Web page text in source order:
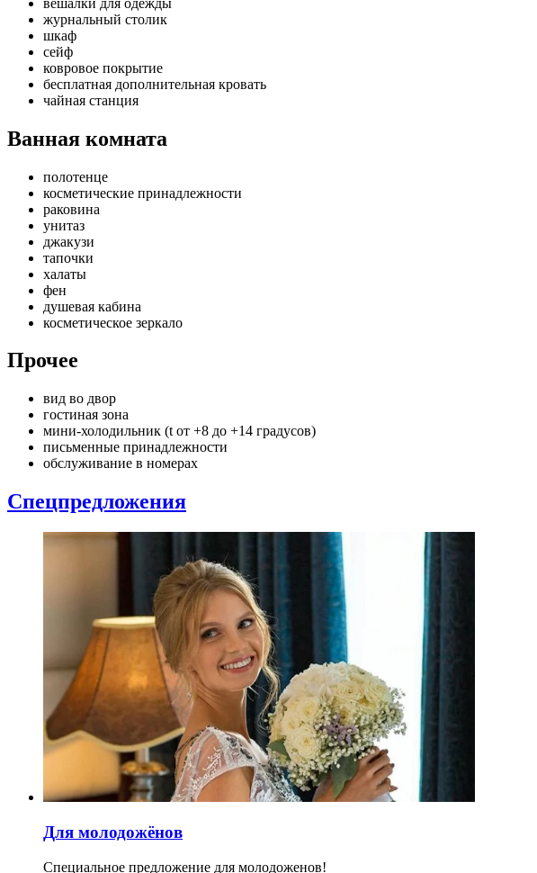
журнальный столик
шкаф
сейф
ковровое покрытие
бесплатная дополнительная кровать
чайная станция
Ванная комната
полотенце
косметические принадлежности
раковина
унитаз
джакузи
тапочки
халаты
фен
душевая кабина
косметическое зеркало
Прочее
вид во двор
гостиная зона
мини-холодильник (t от +8 до +14 градусов)
письменные принадлежности
обслуживание в номерах
Спецпредложения
Для молодожёнов
Специальное предложение для молодоженов!